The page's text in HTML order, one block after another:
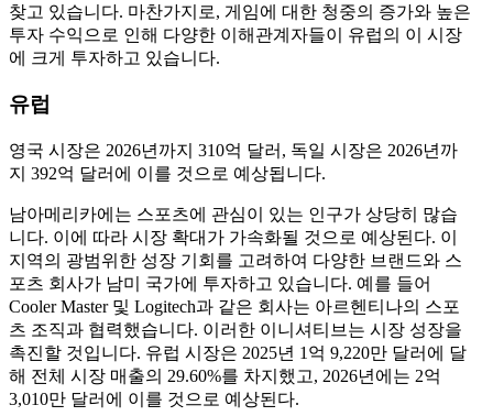
찾고 있습니다. 마찬가지로, 게임에 대한 청중의 증가와 높은
투자 수익으로 인해 다양한 이해관계자들이 유럽의 이 시장
에 크게 투자하고 있습니다.
유럽
영국 시장은 2026년까지 310억 달러, 독일 시장은 2026년까
지 392억 달러에 이를 것으로 예상됩니다.
남아메리카에는 스포츠에 관심이 있는 인구가 상당히 많습
니다. 이에 따라 시장 확대가 가속화될 것으로 예상된다. 이
지역의 광범위한 성장 기회를 고려하여 다양한 브랜드와 스
포츠 회사가 남미 국가에 투자하고 있습니다. 예를 들어
Cooler Master 및 Logitech과 같은 회사는 아르헨티나의 스포
츠 조직과 협력했습니다. 이러한 이니셔티브는 시장 성장을
촉진할 것입니다. 유럽 ​​시장은 2025년 1억 9,220만 달러에 달
해 전체 시장 매출의 29.60%를 차지했고, 2026년에는 2억
3,010만 달러에 이를 것으로 예상된다.